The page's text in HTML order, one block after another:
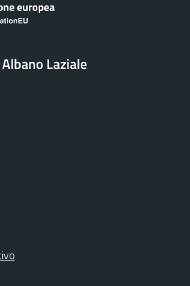
Laziale